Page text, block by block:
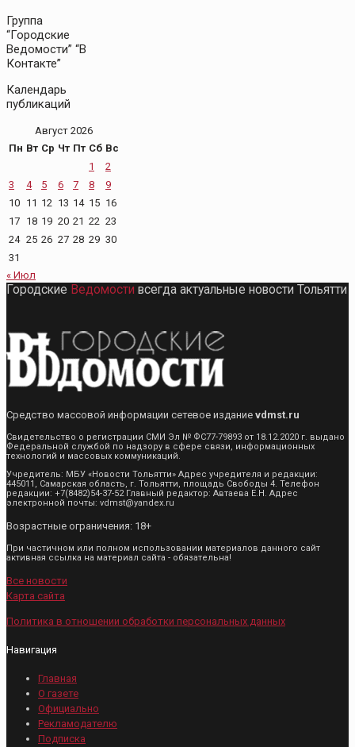
Группа
“Городские
Ведомости” “В
Контакте”
Календарь
публикаций
Август 2026
Пн Вт Ср Чт Пт Сб Вс
1
2
3
4 5 6 7 8
9
10 11 12 13 14 15 16
17 18 19 20 21 22 23
24 25 26 27 28 29 30
31
« Июл
Городские Ведомости всегда актуальные новости Тольятти
Средство массовой информации сетевое издание vdmst.ru
Свидетельство о регистрации СМИ Эл № ФС77-79893 от 18.12.2020 г. выдано
Федеральной службой по надзору в сфере связи, информационных
технологий и массовых коммуникаций.
Учредитель: МБУ «Новости Тольятти» Адрес учредителя и редакции:
445011, Самарская область, г. Тольятти, площадь Свободы 4. Телефон
редакции: +7(8482)54-37-52 Главный редактор: Автаева Е.Н. Адрес
электронной почты: vdmst@yandex.ru
Возрастные ограничения: 18+
При частичном или полном использовании материалов данного сайт
активная ссылка на материал сайта - обязательна!
Все новости
Карта сайта
Политика в отношении обработки персональных данных
Навигация
Главная
О газете
Официально
Рекламодателю
Подписка